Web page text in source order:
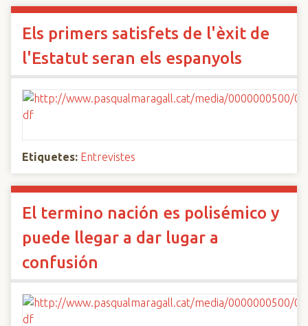
Els primers satisfets de l'èxit de
l'Estatut seran els espanyols
Etiquetes: Entrevistes
El termino nación es polisémico y
puede llegar a dar lugar a
confusión